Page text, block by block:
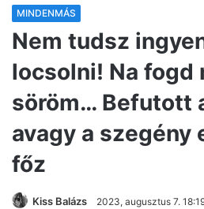
MINDENMÁS
Nem tudsz
locsolni! Na fogd
söröm… Befutott
avagy a szegény
főz
Kiss Balázs 2023, augusztus 7.